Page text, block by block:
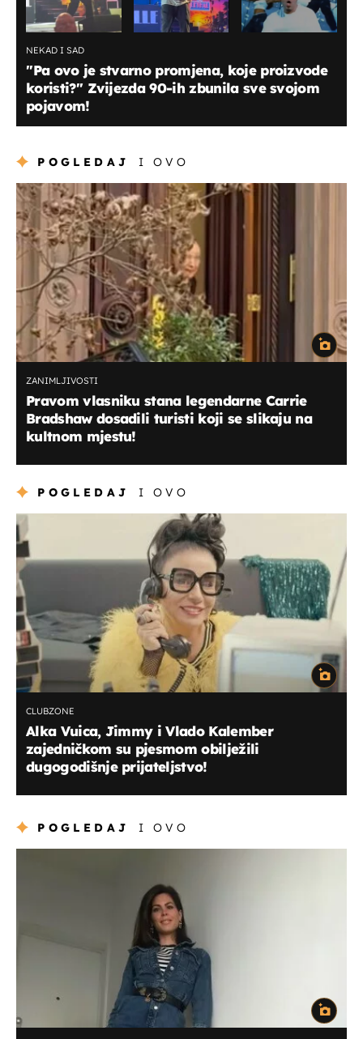
NEKAD I SAD
''Pa ovo je stvarno promjena, koje proizvode
koristi?'' Zvijezda 90-ih zbunila sve svojom
pojavom!
POGLEDAJ I OVO
ZANIMLJIVOSTI
Pravom vlasniku stana legendarne Carrie
Bradshaw dosadili turisti koji se slikaju na
kultnom mjestu!
POGLEDAJ I OVO
CLUBZONE
Alka Vuica, Jimmy i Vlado Kalember
zajedničkom su pjesmom obilježili
dugogodišnje prijateljstvo!
POGLEDAJ I OVO